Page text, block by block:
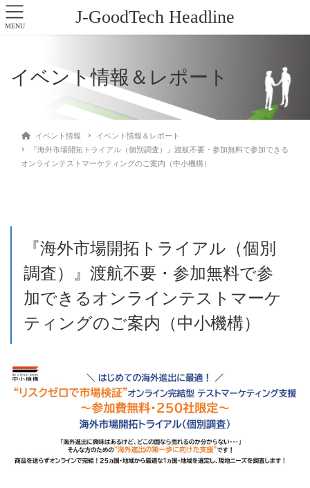
J-GoodTech Headline
イベント情報＆レポート
イベント情報
イベント情報＆レポート
『海外市場開拓トライアル（個別調査）』渡航不要・参加無料で参加できる
オンラインテストマーケティングのご案内（中小機構）
『海外市場開拓トライアル（個別
調査）』渡航不要・参加無料で参
加できるオンラインテストマーケ
ティングのご案内（中小機構）
MENU